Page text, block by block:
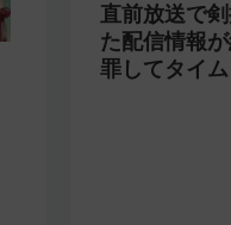
あったと暴
根だと否定